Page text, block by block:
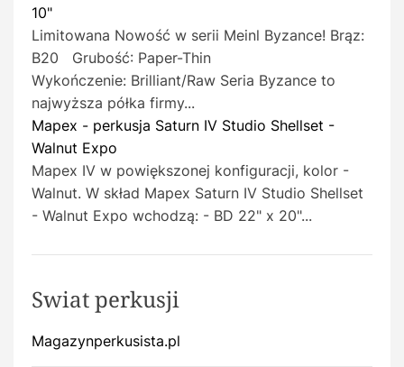
10"
Limitowana Nowość w serii Meinl Byzance! Brąz:
B20 Grubość: Paper-Thin
Wykończenie: Brilliant/Raw Seria Byzance to
najwyższa półka firmy...
Mapex - perkusja Saturn IV Studio Shellset -
Walnut Expo
Mapex IV w powiększonej konfiguracji, kolor -
Walnut. W skład Mapex Saturn IV Studio Shellset
- Walnut Expo wchodzą: - BD 22" x 20"...
Swiat perkusji
Magazynperkusista.pl